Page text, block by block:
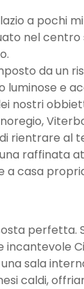
a pochi
nel
da un
luminose e
nostri
rientrare al
raffinata
casa
sala
caldi,